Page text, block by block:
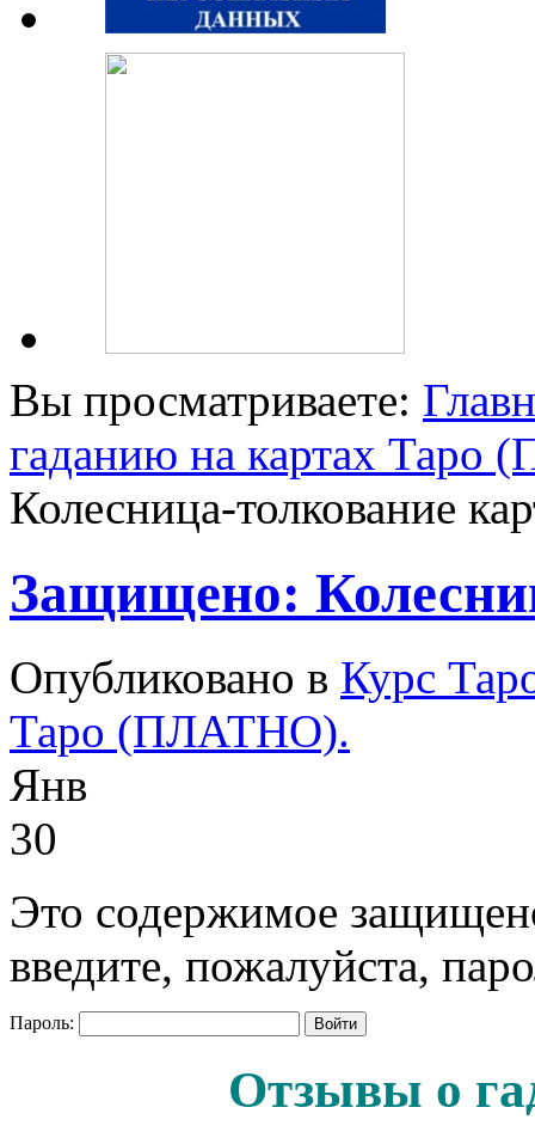
Вы просматриваете:
гаданию на картах
Колесница-толкование
Защищено:
Опубликовано в Курс
Таро (ПЛАТНО).
Янв
30
Это содержимое
введите, пожалуйста,
Пароль:
Отзывы о